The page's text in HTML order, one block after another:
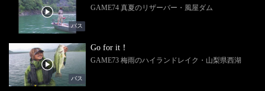
バス
GAME74 真夏のリザーバー・風屋ダム
バス
Go for it！
GAME73 梅雨のハイランドレイク・山梨県西湖